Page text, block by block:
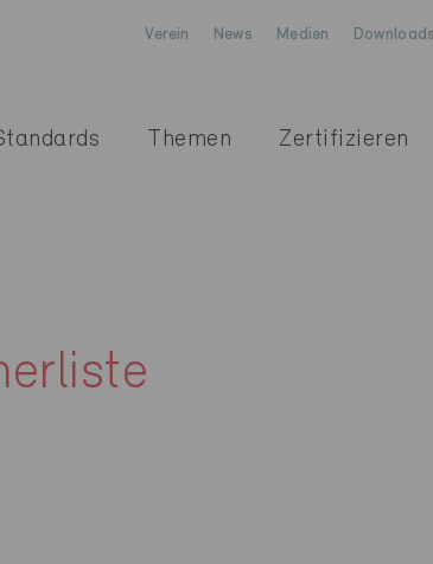
Verein News Medien Downloads
Themen Zertifizieren